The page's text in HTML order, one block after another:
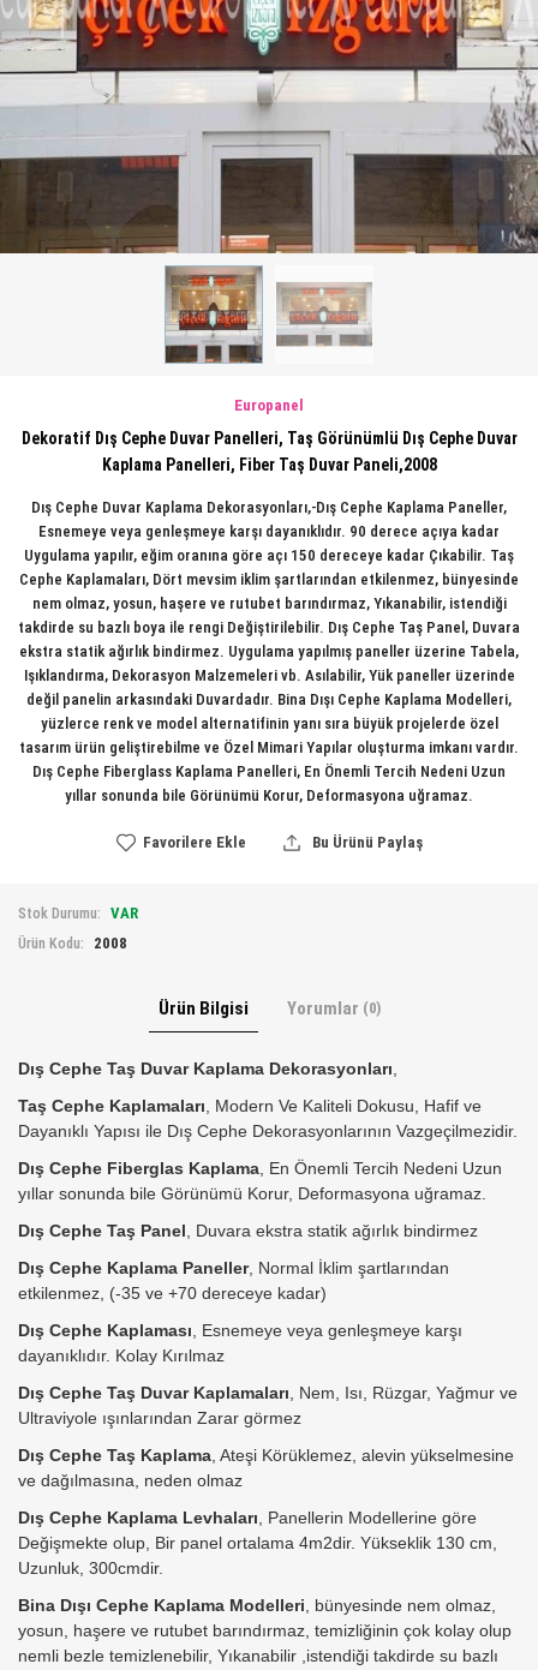
Europanel
Dekoratif Dış Cephe Duvar Panelleri, Taş Görünümlü Dış Cephe Duvar
Kaplama Panelleri, Fiber Taş Duvar Paneli,2008
Dış Cephe Duvar Kaplama Dekorasyonları,-Dış Cephe Kaplama Paneller,
Esnemeye veya genleşmeye karşı dayanıklıdır. 90 derece açıya kadar
Uygulama yapılır, eğim oranına göre açı 150 dereceye kadar Çıkabilir. Taş
Cephe Kaplamaları, Dört mevsim iklim şartlarından etkilenmez, bünyesinde
nem olmaz, yosun, haşere ve rutubet barındırmaz, Yıkanabilir, istendiği
takdirde su bazlı boya ile rengi Değiştirilebilir. Dış Cephe Taş Panel, Duvara
ekstra statik ağırlık bindirmez. Uygulama yapılmış paneller üzerine Tabela,
Işıklandırma, Dekorasyon Malzemeleri vb. Asılabilir, Yük paneller üzerinde
değil panelin arkasındaki Duvardadır. Bina Dışı Cephe Kaplama Modelleri,
yüzlerce renk ve model alternatifinin yanı sıra büyük projelerde özel
tasarım ürün geliştirebilme ve Özel Mimari Yapılar oluşturma imkanı vardır.
Dış Cephe Fiberglass Kaplama Panelleri, En Önemli Tercih Nedeni Uzun
yıllar sonunda bile Görünümü Korur, Deformasyona uğramaz.
Favorilere Ekle Bu Ürünü Paylaş
Stok Durumu: VAR
Ürün Kodu: 2008
Ürün Bilgisi Yorumlar (0)
Dış Cephe Taş Duvar Kaplama Dekorasyonları
Taş Cephe Kaplamaları , Modern Ve Kaliteli Dokusu, Hafif ve
Dayanıklı Yapısı ile Dış Cephe Dekorasyonlarının Vazgeçilmezidir.
Dış Cephe Fiberglas Kaplama , En Önemli Tercih Nedeni Uzun
yıllar sonunda bile Görünümü Korur, Deformasyona uğramaz.
Dış Cephe Taş Panel , Duvara ekstra statik ağırlık bindirmez
Dış Cephe Kaplama Paneller, Normal İklim şartlarından
etkilenmez, (-35 ve +70 dereceye kadar)
Dış Cephe Kaplaması , Esnemeye veya genleşmeye karşı
dayanıklıdır. Kolay Kırılmaz
Dış Cephe Taş Duvar Kaplamaları , Nem, Isı, Rüzgar, Yağmur ve
Ultraviyole ışınlarından Zarar görmez
Dış Cephe Taş Kaplama , Ateşi Körüklemez, alevin yükselmesine
ve dağılmasına, neden olmaz
Dış Cephe Kaplama Levhaları , Panellerin Modellerine göre
Değişmekte olup, Bir panel ortalama 4m2dir. Yükseklik 130 cm,
Uzunluk, 300cmdir.
Bina Dışı Cephe Kaplama Modelleri , bünyesinde nem olmaz,
yosun, haşere ve rutubet barındırmaz, temizliğinin çok kolay olup
nemli bezle temizlenebilir, Yıkanabilir ,istendiği takdirde su bazlı